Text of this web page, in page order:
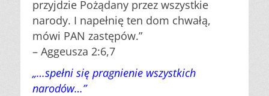
przyjdzie Pożądany przez wszystkie
narody. I napełnię ten dom chwałą,
mówi PAN zastępów.”
– Aggeusza 2:6,7
„…spełni się pragnienie wszystkich
narodów…”